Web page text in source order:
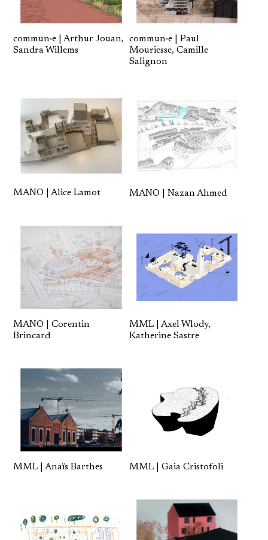
commun·e | Arthur Jouan,
Sandra Willems
commun·e | Paul
Mouriesse, Camille
Salignon
MANO | Alice Lamot MANO | Nazan Ahmed
MANO | Corentin
Brincard
MML | Axel Wlody,
Katherine Sastre
MML | Anaïs Barthes MML | Gaia Cristofoli